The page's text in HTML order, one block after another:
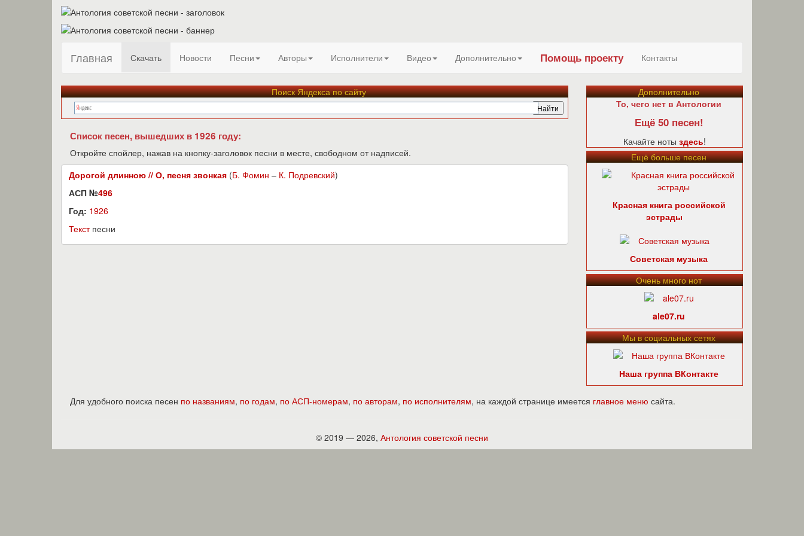
Главная Скачать Новости Песни Авторы Исполнители Видео Дополнительно Помощь проекту Контакты
Поиск Яндекса по сайту
Список песен, вышедших в 1926 году:
Откройте спойлер, нажав на кнопку-заголовок песни в месте, свободном от надписей.
Дорогой длинною // О, песня звонкая (Б. Фомин – К. Подревский)
АСП №496
Год: 1926
Текстпесни
Дополнительно
То, чего нет в Антологии
Ещё 50 песен!
Качайте ноты здесь!
Ещё больше песен
Красная книга российской
эстрады
Советская музыка
Очень много нот
ale07.ru
Мы в социальных сетях
Наша группа ВКонтакте
Для удобного поиска песен по названиям, по годам, по АСП-номерам, по авторам, по исполнителям, на каждой странице имеется главное меню сайта.
© 2019 — 2026, Антология советской песни